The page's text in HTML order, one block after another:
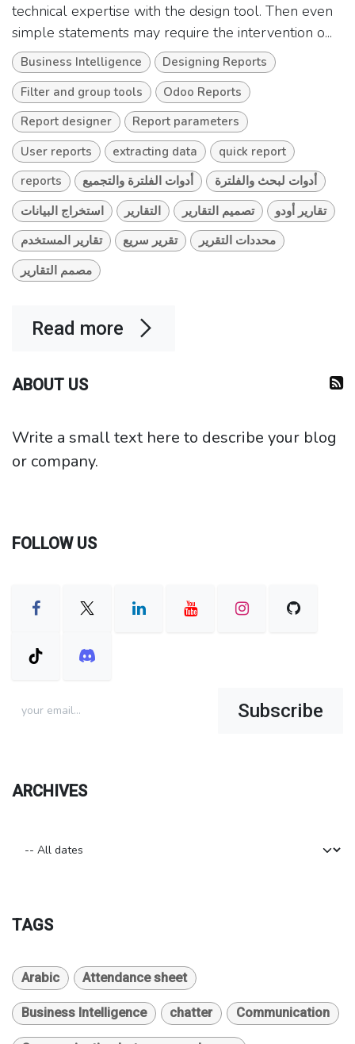
technical expertise with the design tool. Then even
simple statements may require the intervention o...
Business Intelligence
Designing Reports
Filter and group tools
Odoo Reports
Report designer
Report parameters
User reports
extracting data
quick report
reports
أدوات الفلترة والتجميع
أدوات لبحث والفلترة
استخراج البيانات
التقارير تصميم التقارير
تقارير أودو
تقارير المستخدم
تقرير سريع
محددات التقرير
مصمم التقارير
Read more
ABOUT US
Write a small text here to describe your blog
or company.
FOLLOW US
Subscribe
ARCHIVES
TAGS
Arabic Attendance sheet
Business Intelligence chatter Communication